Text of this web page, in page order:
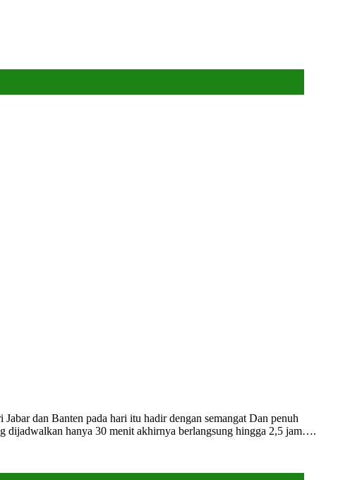
dan Banten pada hari itu hadir dengan semangat Dan penuh
dijadwalkan hanya 30 menit akhirnya berlangsung hingga 2,5 jam….